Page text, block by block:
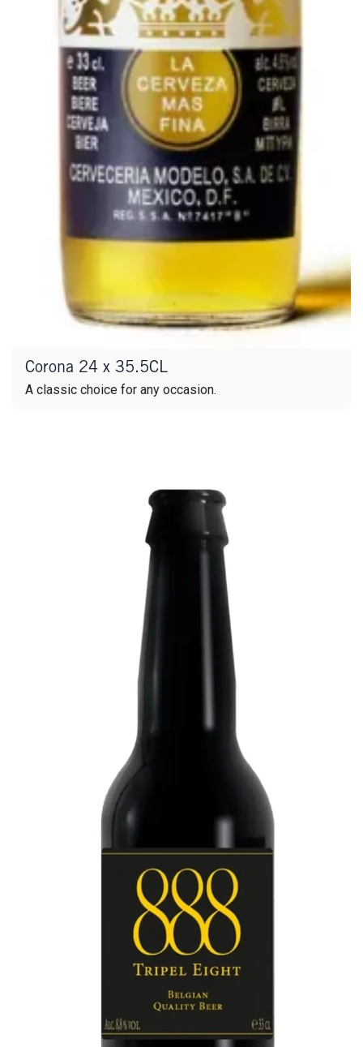
Corona 24 x 35.5CL
A classic choice for any occasion.